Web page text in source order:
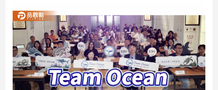
產
經/
股
房
地
產